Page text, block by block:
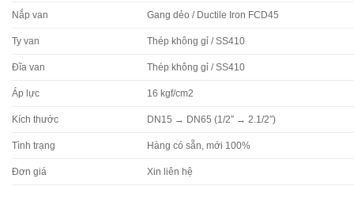
Nắp van Gang dẻo / Ductile Iron FCD45
Ty van Thép không gỉ / SS410
Đĩa van Thép không gỉ / SS410
Áp lực 16 kgf/cm2
Kích thước DN15 → DN65 (1/2″ → 2.1/2″)
Tình trạng Hàng có sẵn, mới 100%
Đơn giá Xin liên hệ